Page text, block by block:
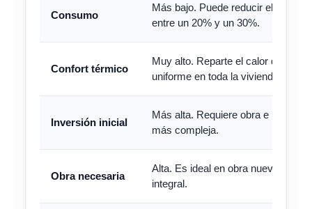
Consumo
Más bajo. Puede reducir el
entre un 20% y un 30%.
Confort térmico
Muy alto. Reparte el calor de forma
uniforme en toda la vivienda.
Inversión inicial
Más alta. Requiere obra e
más compleja.
Obra necesaria
Alta. Es ideal en obra nueva o
integral.